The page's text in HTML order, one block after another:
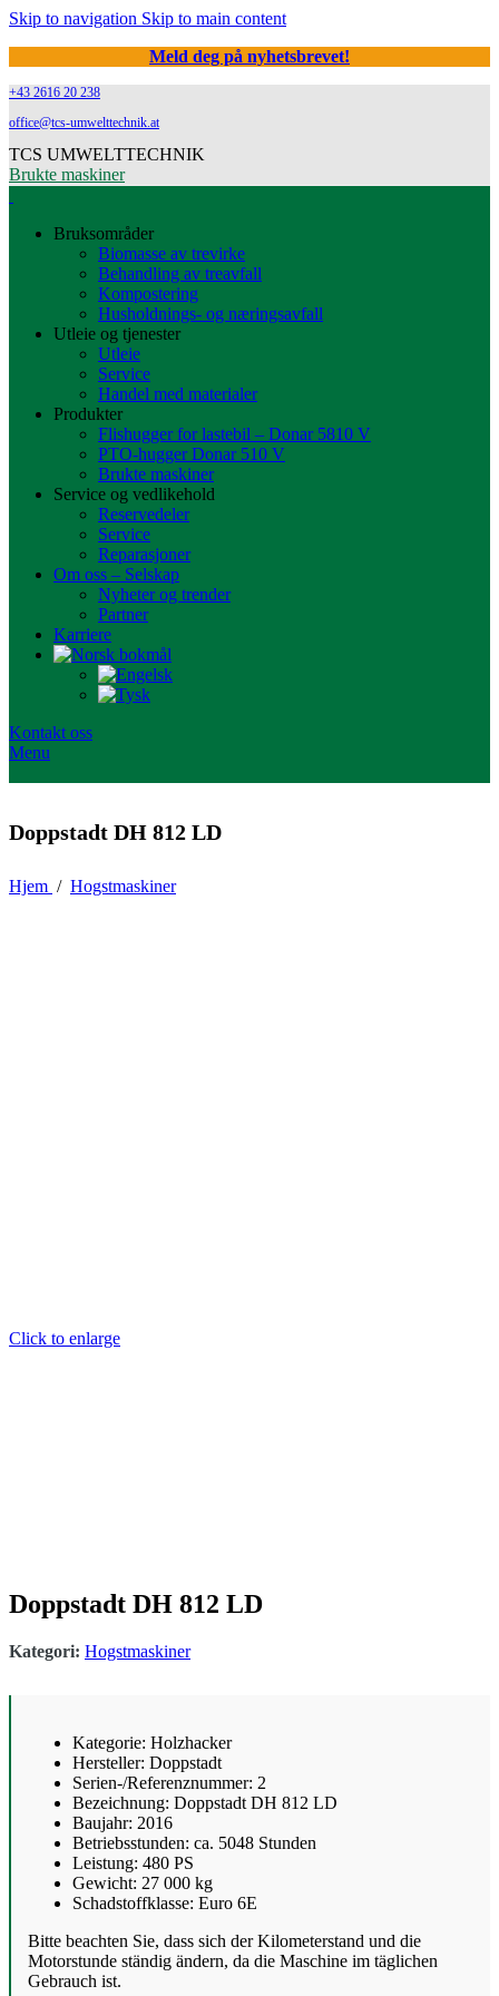
Skip to navigation Skip to main content
Meld deg på nyhetsbrevet!
+43 2616 20 238
office@tcs-umwelttechnik.at
TCS UMWELTTECHNIK
Brukte maskiner
Bruksområder
Biomasse av trevirke
Behandling av treavfall
Kompostering
Husholdnings- og næringsavfall
Utleie og tjenester
Utleie
Service
Handel med materialer
Produkter
Flishugger for lastebil – Donar 5810 V
PTO-hugger Donar 510 V
Brukte maskiner
Service og vedlikehold
Reservedeler
Service
Reparasjoner
Om oss – Selskap
Nyheter og trender
Partner
Karriere
Kontakt oss
Menu
Doppstadt DH 812 LD
Hjem / Hogstmaskiner
Click to enlarge
Doppstadt DH 812 LD
Kategori: Hogstmaskiner
Kategorie: Holzhacker
Hersteller: Doppstadt
Serien-/Referenznummer: 2
Bezeichnung: Doppstadt DH 812 LD
Baujahr: 2016
Betriebsstunden: ca. 5048 Stunden
Leistung: 480 PS
Gewicht: 27 000 kg
Schadstoffklasse: Euro 6E
Bitte beachten Sie, dass sich der Kilometerstand und die
Motorstunde ständig ändern, da die Maschine im täglichen
Gebrauch ist.